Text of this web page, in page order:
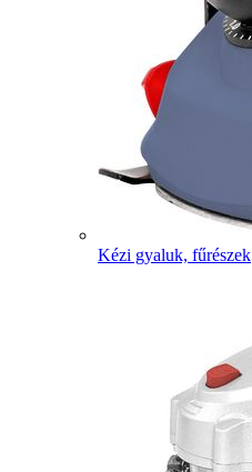
Kézi gyaluk, fűrészek